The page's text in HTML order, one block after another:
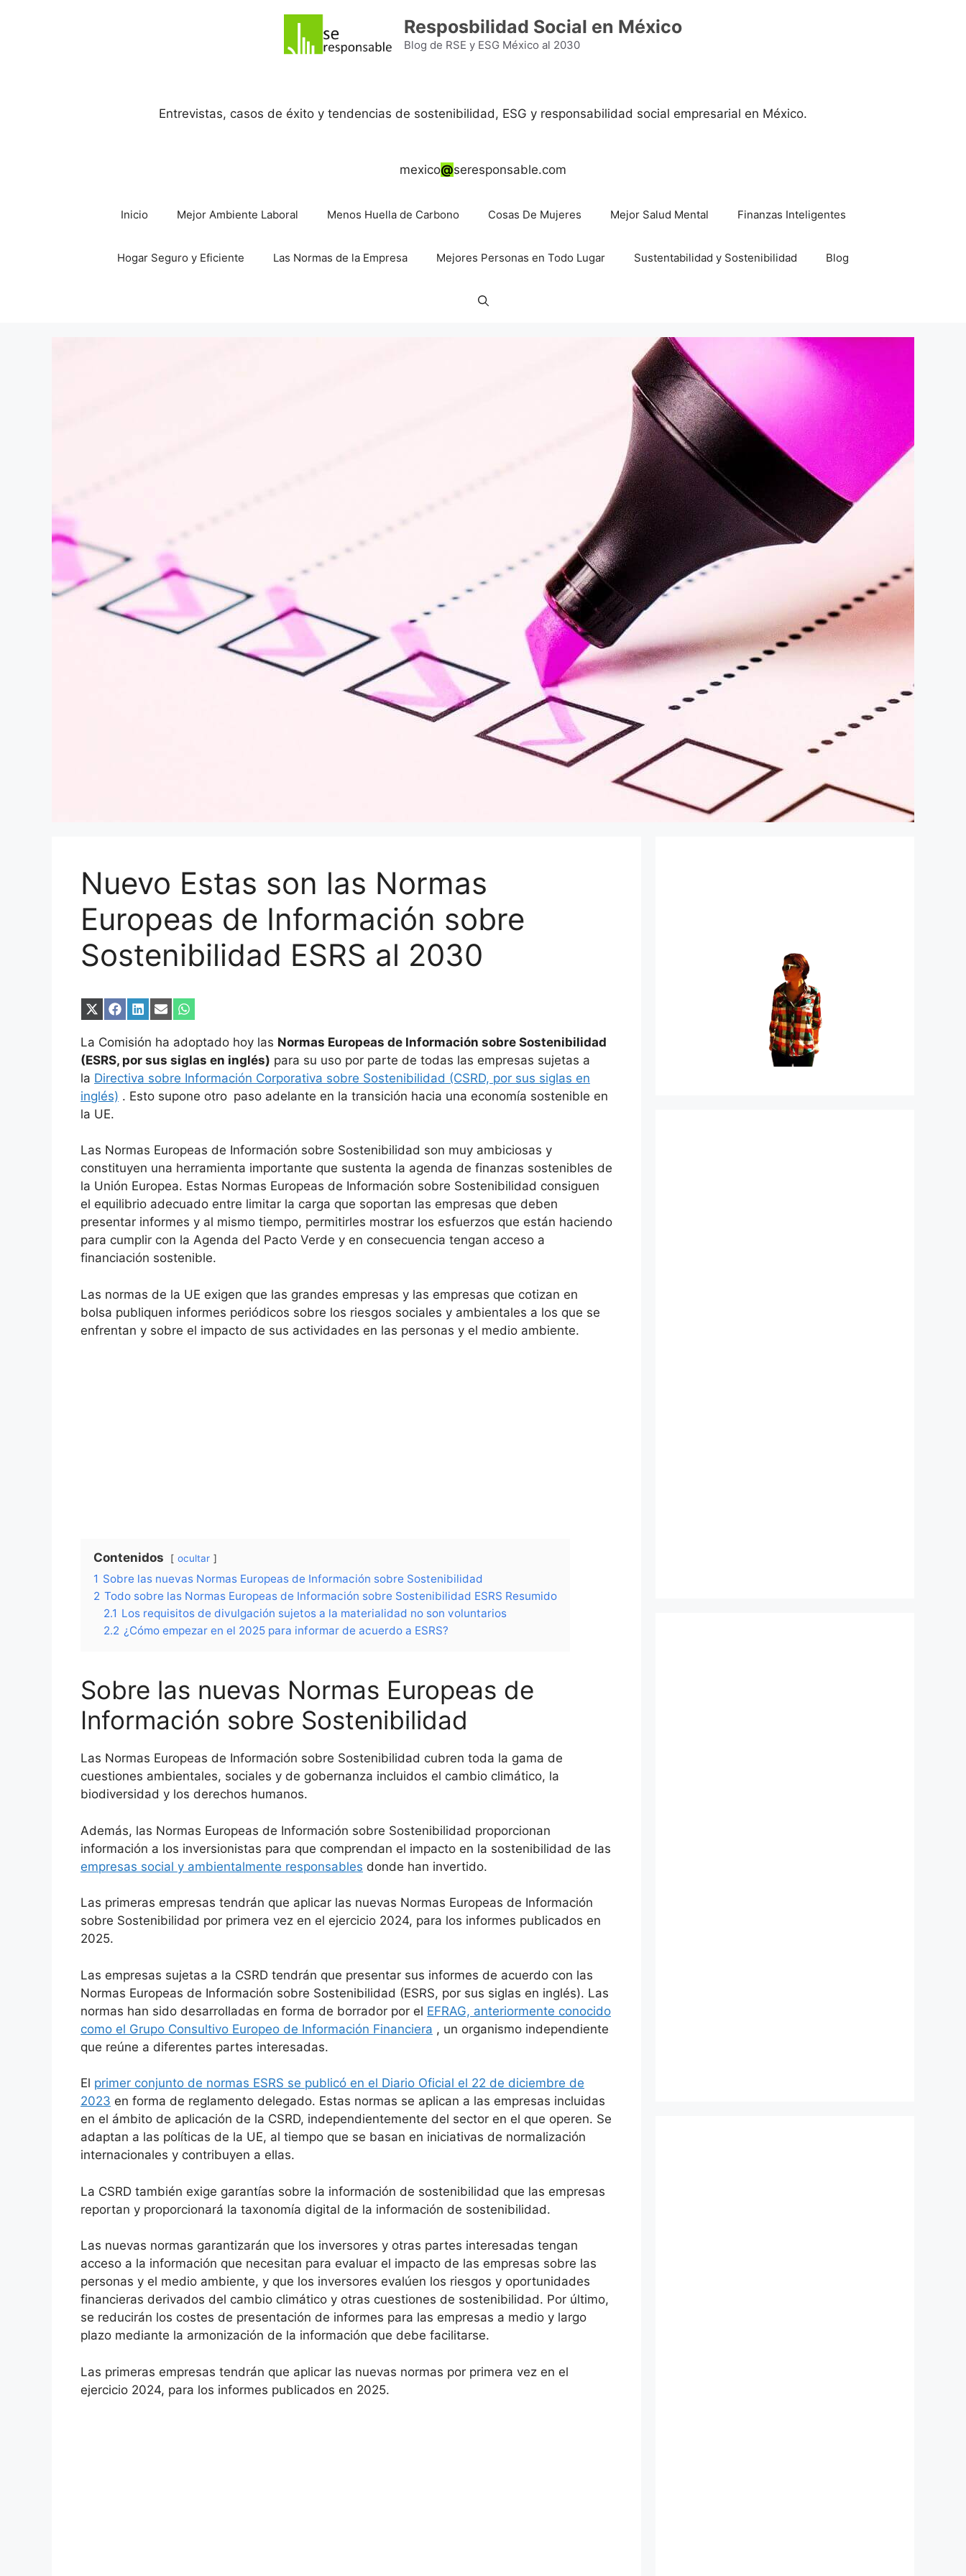
Resposbilidad Social en México
Blog de RSE y ESG México al 2030
Entrevistas, casos de éxito y tendencias de sostenibilidad, ESG y responsabilidad social empresarial en México.
mexico@seresponsable.com
Inicio Mejor Ambiente Laboral Menos Huella de Carbono Cosas De Mujeres Mejor Salud Mental Finanzas Inteligentes
Hogar Seguro y Eficiente Las Normas de la Empresa Mejores Personas en Todo Lugar Sustentabilidad y Sostenibilidad Blog
Nuevo Estas son las Normas
Europeas de Información sobre
Sostenibilidad ESRS al 2030
Compartir
X
(Twitter)
Compartir
Facebook
Compartir
LinkedIn
Compartir
Email
Compartir
WhatsApp
La Comisión ha adoptado hoy las Normas Europeas de Información sobre Sostenibilidad
(ESRS, por sus siglas en inglés) para su uso por parte de todas las empresas sujetas a
la Directiva sobre Información Corporativa sobre Sostenibilidad (CSRD, por sus siglas en
inglés) . Esto supone otro paso adelante en la transición hacia una economía sostenible en
la UE.
Las Normas Europeas de Información sobre Sostenibilidad son muy ambiciosas y
constituyen una herramienta importante que sustenta la agenda de finanzas sostenibles de
la Unión Europea. Estas Normas Europeas de Información sobre Sostenibilidad consiguen
el equilibrio adecuado entre limitar la carga que soportan las empresas que deben
presentar informes y al mismo tiempo, permitirles mostrar los esfuerzos que están haciendo
para cumplir con la Agenda del Pacto Verde y en consecuencia tengan acceso a
financiación sostenible.
Las normas de la UE exigen que las grandes empresas y las empresas que cotizan en
bolsa publiquen informes periódicos sobre los riesgos sociales y ambientales a los que se
enfrentan y sobre el impacto de sus actividades en las personas y el medio ambiente.
Contenidos ocultar
1 Sobre las nuevas Normas Europeas de Información sobre Sostenibilidad
2 Todo sobre las Normas Europeas de Información sobre Sostenibilidad ESRS Resumido
2.1 Los requisitos de divulgación sujetos a la materialidad no son voluntarios
2.2 ¿Cómo empezar en el 2025 para informar de acuerdo a ESRS?
Sobre las nuevas Normas Europeas de
Información sobre Sostenibilidad
Las Normas Europeas de Información sobre Sostenibilidad cubren toda la gama de
cuestiones ambientales, sociales y de gobernanza incluidos el cambio climático, la
biodiversidad y los derechos humanos.
Además, las Normas Europeas de Información sobre Sostenibilidad proporcionan
información a los inversionistas para que comprendan el impacto en la sostenibilidad de las
empresas social y ambientalmente responsables donde han invertido.
Las primeras empresas tendrán que aplicar las nuevas Normas Europeas de Información
sobre Sostenibilidad por primera vez en el ejercicio 2024, para los informes publicados en
2025.
Las empresas sujetas a la CSRD tendrán que presentar sus informes de acuerdo con las
Normas Europeas de Información sobre Sostenibilidad (ESRS, por sus siglas en inglés). Las
normas han sido desarrolladas en forma de borrador por el EFRAG, anteriormente conocido
como el Grupo Consultivo Europeo de Información Financiera , un organismo independiente
que reúne a diferentes partes interesadas.
El primer conjunto de normas ESRS se publicó en el Diario Oficial el 22 de diciembre de
2023 en forma de reglamento delegado. Estas normas se aplican a las empresas incluidas
en el ámbito de aplicación de la CSRD, independientemente del sector en el que operen. Se
adaptan a las políticas de la UE, al tiempo que se basan en iniciativas de normalización
internacionales y contribuyen a ellas.
La CSRD también exige garantías sobre la información de sostenibilidad que las empresas
reportan y proporcionará la taxonomía digital de la información de sostenibilidad.
Las nuevas normas garantizarán que los inversores y otras partes interesadas tengan
acceso a la información que necesitan para evaluar el impacto de las empresas sobre las
personas y el medio ambiente, y que los inversores evalúen los riesgos y oportunidades
financieras derivados del cambio climático y otras cuestiones de sostenibilidad. Por último,
se reducirán los costes de presentación de informes para las empresas a medio y largo
plazo mediante la armonización de la información que debe facilitarse.
Las primeras empresas tendrán que aplicar las nuevas normas por primera vez en el
ejercicio 2024, para los informes publicados en 2025.